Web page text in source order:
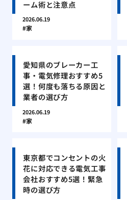
ーム術と注意点
2026.06.19
家
愛知県のブレーカー工
事・電気修理おすすめ5
選！何度も落ちる原因と
業者の選び方
2026.06.19
家
東京都でコンセントの火
花に対応できる電気工事
会社おすすめ5選！緊急
時の選び方